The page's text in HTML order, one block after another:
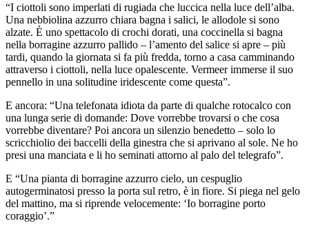
“I ciottoli sono imperlati di rugiada che luccica nella luce dell’alba.
Una nebbiolina azzurro chiara bagna i salici, le allodole si sono
alzate. È uno spettacolo di crochi dorati, una coccinella si bagna
nella borragine azzurro pallido – l’amento del salice si apre – più
tardi, quando la giornata si fa più fredda, torno a casa camminando
attraverso i ciottoli, nella luce opalescente. Vermeer immerse il suo
pennello in una solitudine iridescente come questa”.
E ancora: “Una telefonata idiota da parte di qualche rotocalco con
una lunga serie di domande: Dove vorrebbe trovarsi o che cosa
vorrebbe diventare? Poi ancora un silenzio benedetto – solo lo
scricchiolio dei baccelli della ginestra che si aprivano al sole. Ne ho
presi una manciata e li ho seminati attorno al palo del telegrafo”.
E “Una pianta di borragine azzurro cielo, un cespuglio
autogerminatosi presso la porta sul retro, è in fiore. Si piega nel gelo
del mattino, ma si riprende velocemente: ‘Io borragine porto
coraggio’.”